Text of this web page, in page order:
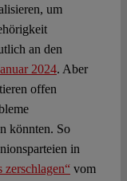
um
an den
2024. Aber
offen
könnten. So
in
vom